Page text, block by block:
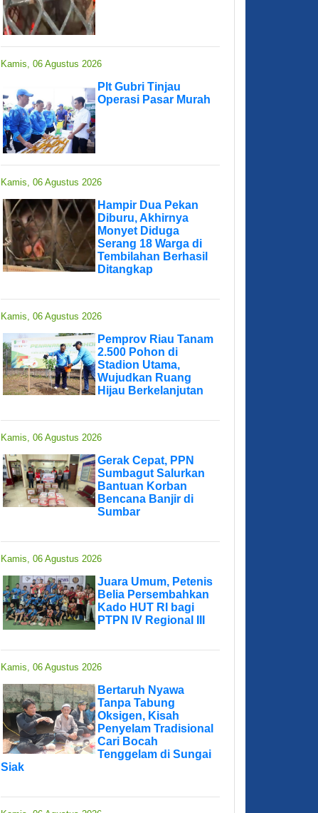
Kamis, 06 Agustus 2026
Plt Gubri Tinjau
Operasi Pasar Murah
Kamis, 06 Agustus 2026
Hampir Dua Pekan
Diburu, Akhirnya
Monyet Diduga
Serang 18 Warga di
Tembilahan Berhasil
Ditangkap
Kamis, 06 Agustus 2026
Pemprov Riau Tanam
2.500 Pohon di
Stadion Utama,
Wujudkan Ruang
Hijau Berkelanjutan
Kamis, 06 Agustus 2026
Gerak Cepat, PPN
Sumbagut Salurkan
Bantuan Korban
Bencana Banjir di
Sumbar
Kamis, 06 Agustus 2026
Juara Umum, Petenis
Belia Persembahkan
Kado HUT RI bagi
PTPN IV Regional III
Kamis, 06 Agustus 2026
Bertaruh Nyawa
Tanpa Tabung
Oksigen, Kisah
Penyelam Tradisional
Cari Bocah
Tenggelam di Sungai
Siak